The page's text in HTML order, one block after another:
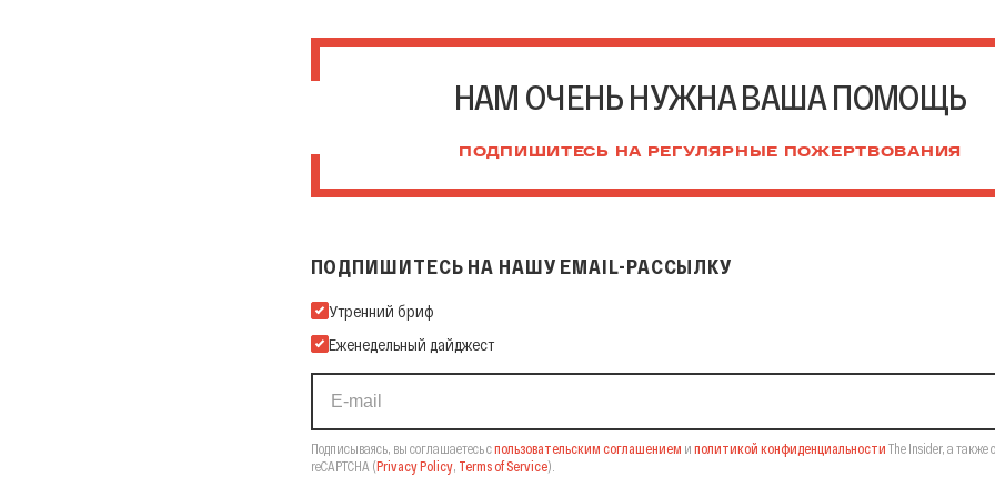
НАМ ОЧЕНЬ НУЖНА ВАША ПОМОЩЬ
ПОДПИШИТЕСЬ НА РЕГУЛЯРНЫЕ ПОЖЕРТВОВАНИЯ
ПОДПИШИТЕСЬ НА НАШУ EMAIL-РАССЫЛКУ
Подпишитесь на нашу Email-рассылку
Утренний бриф
Еженедельный дайджест
Подписываясь, вы соглашаетесь спользовательским соглашением и политикой конфиденциальности The Insider, а также
reCAPTCHA (Privacy Policy, Terms of Service).